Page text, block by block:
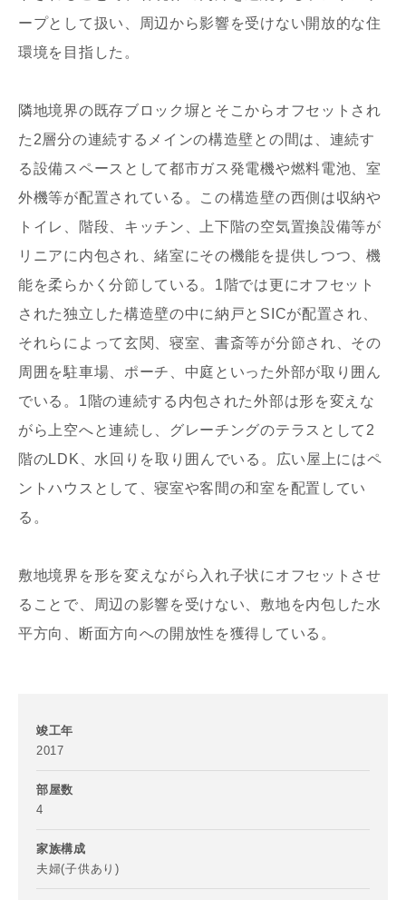
写真を拡大する
写真を拡大する
写真を拡大する
ープとして扱い、周辺から影響を受けない開放的な住
環境を目指した。
隣地境界の既存ブロック塀とそこからオフセットされ
た2層分の連続するメインの構造壁との間は、連続す
る設備スペースとして都市ガス発電機や燃料電池、室
外機等が配置されている。この構造壁の西側は収納や
トイレ、階段、キッチン、上下階の空気置換設備等が
リニアに内包され、緒室にその機能を提供しつつ、機
能を柔らかく分節している。1階では更にオフセット
された独立した構造壁の中に納戸とSICが配置され、
それらによって玄関、寝室、書斎等が分節され、その
周囲を駐車場、ポーチ、中庭といった外部が取り囲ん
でいる。1階の連続する内包された外部は形を変えな
がら上空へと連続し、グレーチングのテラスとして2
階のLDK、水回りを取り囲んでいる。広い屋上にはペ
ントハウスとして、寝室や客間の和室を配置してい
る。
敷地境界を形を変えながら入れ子状にオフセットさせ
ることで、周辺の影響を受けない、敷地を内包した水
平方向、断面方向への開放性を獲得している。
竣工年
2017
部屋数
4
家族構成
夫婦(子供あり)
ご住所
郵便番号